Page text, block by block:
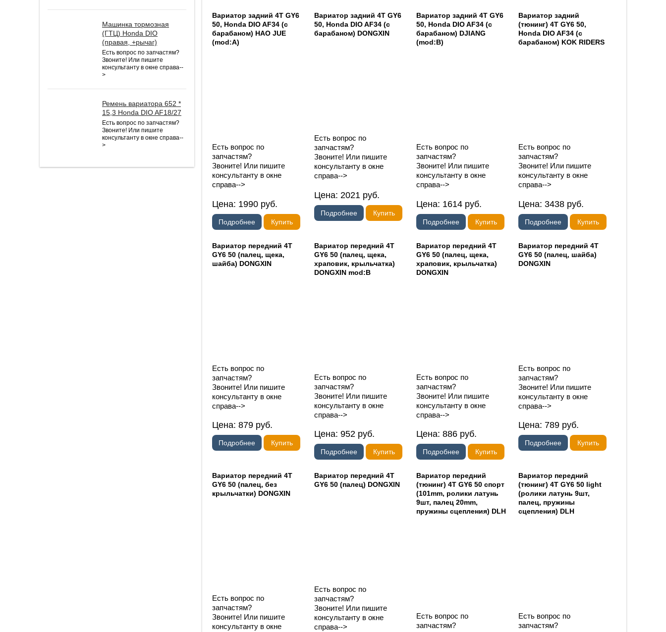
Машинка тормозная
(ГТЦ) Honda DIO
(правая, +рычаг)
Есть вопрос по запчастям?
Звоните! Или пишите
консультанту в окне справа--
>
Ремень вариатора 652 *
15,3 Honda DIO AF18/27
Есть вопрос по запчастям?
Звоните! Или пишите
консультанту в окне справа--
>
Вариатор задний 4T GY6
50, Honda DIO AF34 (с
барабаном) HAO JUE
(mod:A)
Есть вопрос по
запчастям?
Звоните! Или пишите
консультанту в окне
справа-->
Цена: 1990 руб.
Подробнее Купить
Вариатор задний 4T GY6
50, Honda DIO AF34 (с
барабаном) DONGXIN
Есть вопрос по
запчастям?
Звоните! Или пишите
консультанту в окне
справа-->
Цена: 2021 руб.
Подробнее Купить
Вариатор задний 4T GY6
50, Honda DIO AF34 (с
барабаном) DJIANG
(mod:B)
Есть вопрос по
запчастям?
Звоните! Или пишите
консультанту в окне
справа-->
Цена: 1614 руб.
Подробнее Купить
Вариатор задний
(тюнинг) 4T GY6 50,
Honda DIO AF34 (с
барабаном) KOK RIDERS
Есть вопрос по
запчастям?
Звоните! Или пишите
консультанту в окне
справа-->
Цена: 3438 руб.
Подробнее Купить
Вариатор передний 4T
GY6 50 (палец, щека,
шайба) DONGXIN
Есть вопрос по
запчастям?
Звоните! Или пишите
консультанту в окне
справа-->
Цена: 879 руб.
Подробнее Купить
Вариатор передний 4T
GY6 50 (палец, щека,
храповик, крыльчатка)
DONGXIN mod:B
Есть вопрос по
запчастям?
Звоните! Или пишите
консультанту в окне
справа-->
Цена: 952 руб.
Подробнее Купить
Вариатор передний 4T
GY6 50 (палец, щека,
храповик, крыльчатка)
DONGXIN
Есть вопрос по
запчастям?
Звоните! Или пишите
консультанту в окне
справа-->
Цена: 886 руб.
Подробнее Купить
Вариатор передний 4T
GY6 50 (палец, шайба)
DONGXIN
Есть вопрос по
запчастям?
Звоните! Или пишите
консультанту в окне
справа-->
Цена: 789 руб.
Подробнее Купить
Вариатор передний 4T
GY6 50 (палец, без
крыльчатки) DONGXIN
Есть вопрос по
запчастям?
Звоните! Или пишите
консультанту в окне
Вариатор передний 4T
GY6 50 (палец) DONGXIN
Есть вопрос по
запчастям?
Звоните! Или пишите
консультанту в окне
справа-->
Вариатор передний
(тюнинг) 4T GY6 50 спорт
(101mm, ролики латунь
9шт, палец 20mm,
пружины сцепления) DLH
Есть вопрос по
запчастям?
Вариатор передний
(тюнинг) 4T GY6 50 light
(ролики латунь 9шт,
палец, пружины
сцепления) DLH
Есть вопрос по
запчастям?